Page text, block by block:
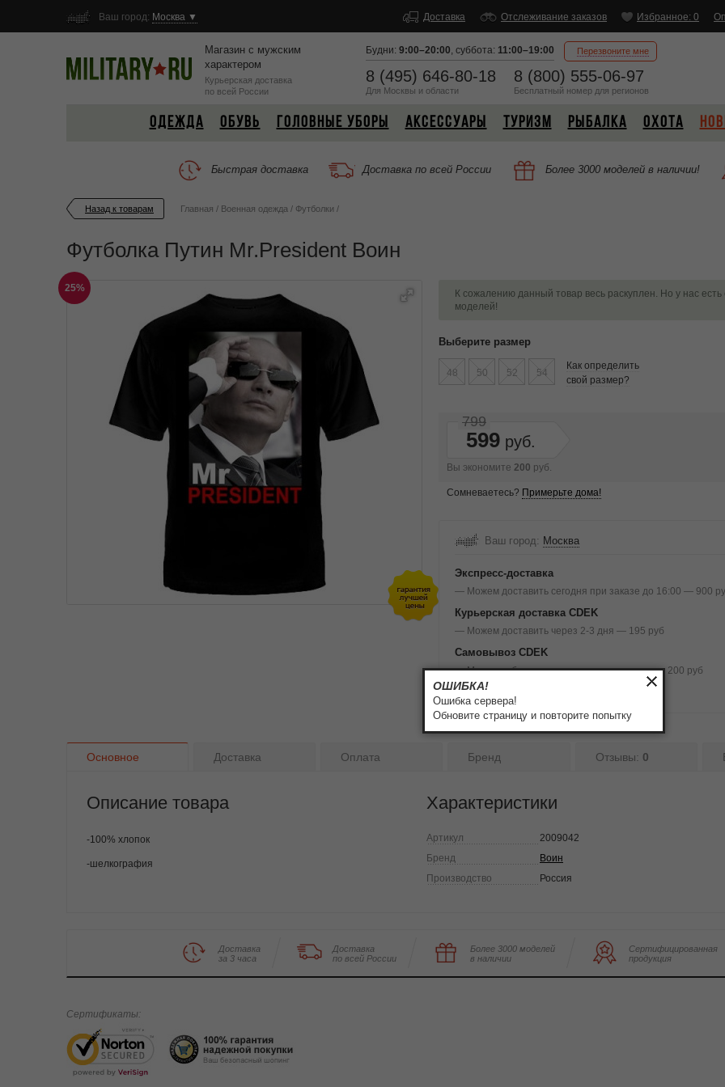
Ваш город: Москва ▼ Доставка Отслеживание заказов Избранное: 0
Магазин с мужским
характером
Курьерская доставка
по всей России
Будни: 9:00–20:00, суббота: 11:00–19:00
8 (495) 646-80-18
Для Москвы и области
8 (800) 555-06-97
Бесплатный номер для регионов
Перезвоните мне
ОДЕЖДА ОБУВЬ ГОЛОВНЫЕ УБОРЫ АКСЕССУАРЫ ТУРИЗМ РЫБАЛКА ОХОТА
Быстрая доставка Доставка по всей России Более 3000 моделей в наличии!
Назад к товарам Главная / Военная одежда / Футболки /
Футболка Путин Mr.President Воин
25%
К сожалению данный товар весь раскуплен. Но у нас есть
моделей!
Выберите размер
48 50 52 54
Как определить
свой размер?
599
799
Вы экономите 200 руб.
Сомневаетесь? Примерьте дома!
Ваш город: Москва
Экспресс-доставка
— Можем доставить сегодня при заказе до 16:00 — 900
Курьерская доставка CDEK
— Можем доставить через 2-3 дня — 195 руб
Самовывоз CDEK
— Можно забрать завтра или послезавтра — 200 руб
Подробнее о доставке и оплате
Основное Доставка Оплата Бренд Отзывы: 0
Описание товара
-100% хлопок
-шелкография
Характеристики
Артикул
2009042
Бренд
Воин
Производство
Россия
Доставка
за 3 часа
Доставка
по всей России
Более 3000 моделей
в наличии
Сертифицированная
продукция
Сертификаты:
ОШИБКА!
Ошибка сервера!
Обновите страницу и повторите попытку